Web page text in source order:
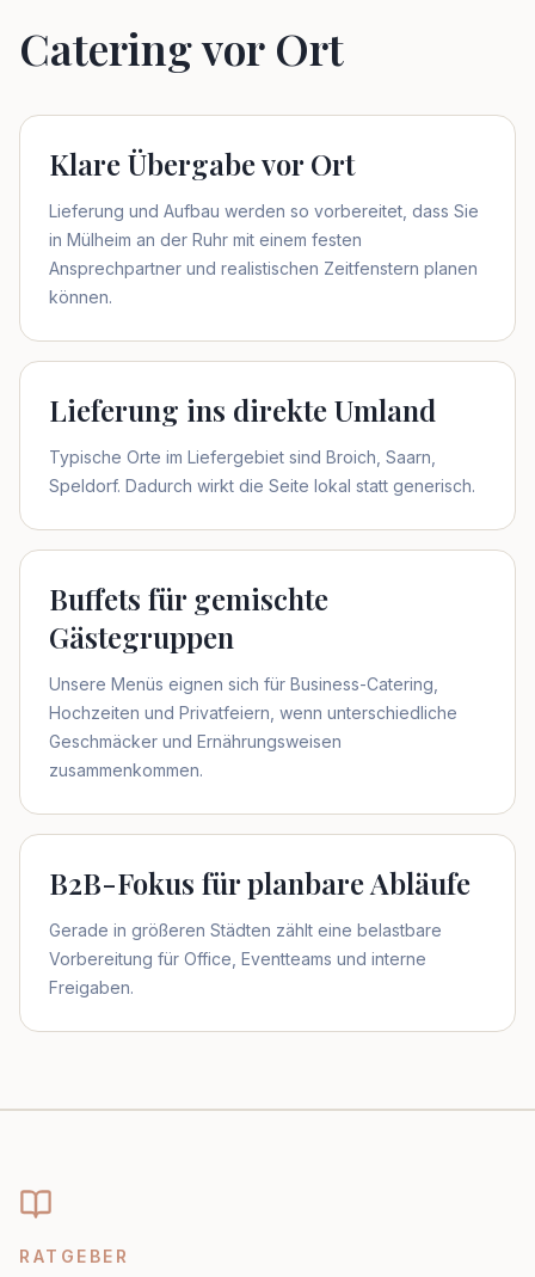
Catering vor Ort
Klare Übergabe vor Ort
Lieferung und Aufbau werden so vorbereitet, dass Sie
in Mülheim an der Ruhr mit einem festen
Ansprechpartner und realistischen Zeitfenstern planen
können.
Lieferung ins direkte Umland
Typische Orte im Liefergebiet sind Broich, Saarn,
Speldorf. Dadurch wirkt die Seite lokal statt generisch.
Buffets für gemischte
Gästegruppen
Unsere Menüs eignen sich für Business-Catering,
Hochzeiten und Privatfeiern, wenn unterschiedliche
Geschmäcker und Ernährungsweisen
zusammenkommen.
B2B-Fokus für planbare Abläufe
Gerade in größeren Städten zählt eine belastbare
Vorbereitung für Office, Eventteams und interne
Freigaben.
RATGEBER